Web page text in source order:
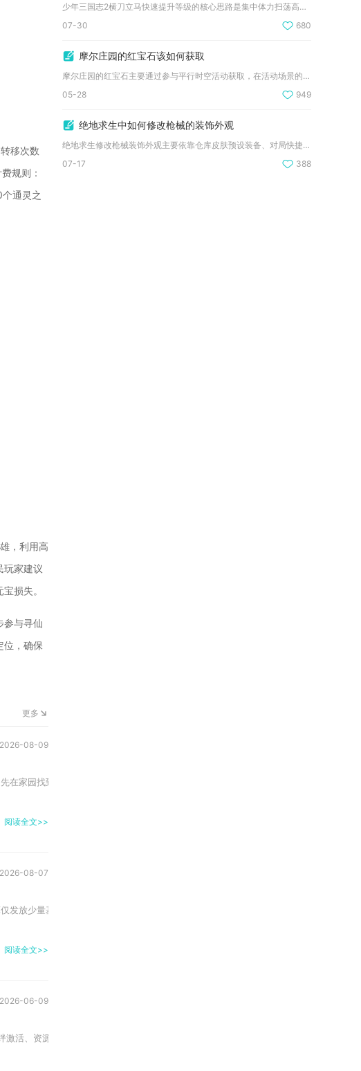
移次数
规则：
通灵之
，利用高
玩家建议
损失。
参与寻仙
位，确保
更多
2026-08-09
家园找到兔仙完成首次对话领取基础奖励，再通过世界频道获取其他玩家的分享链接
阅读全文>>
2026-08-07
放少量基础补偿，足额奖金完全依靠人工分配操作实现完整发放。军团对战结束系统
阅读全文>>
2026-06-09
活、资源集中倾斜、心法装备适配、站位控场细节及实战灵活调整，避免平均培养与
少年三国志2横刀立马快速提升等级的核心思路是集中体力扫荡高阶...
07-30
680
摩尔庄园的红宝石该如何获取
摩尔庄园的红宝石主要通过参与平行时空活动获取，在活动场景的报...
05-28
949
绝地求生中如何修改枪械的装饰外观
绝地求生修改枪械装饰外观主要依靠仓库皮肤预设装备、对局快捷键...
07-17
388